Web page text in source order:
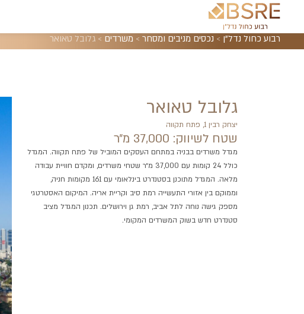
רבוע כחול נדל"ן > נכסים מניבים ומסחר > משרדים >גלובל טאואר
גלובל טאואר
יצחק רבין 1, פתח תקווה
שטח לשיווק: 37,000 מ״ר
מגדל משרדים בבניה במתחם העסקים המוביל של פתח תקווה. המגדל
כולל 24 קומות עם 37,000 מ״ר שטחי משרדים, ומקדם חוויית עבודה
מלאה. המגדל מתוכנן בסטנדרט בינלאומי עם 161 מקומות חניה,
וממוקם בין אזורי התעשייה רמת סיב וקריית אריה. המיקום האסטרטגי
מספק גישה נוחה לתל אביב, רמת גן וירושלים. תכנון המגדל מציב
סטנדרט חדש בשוק המשרדים המקומי.